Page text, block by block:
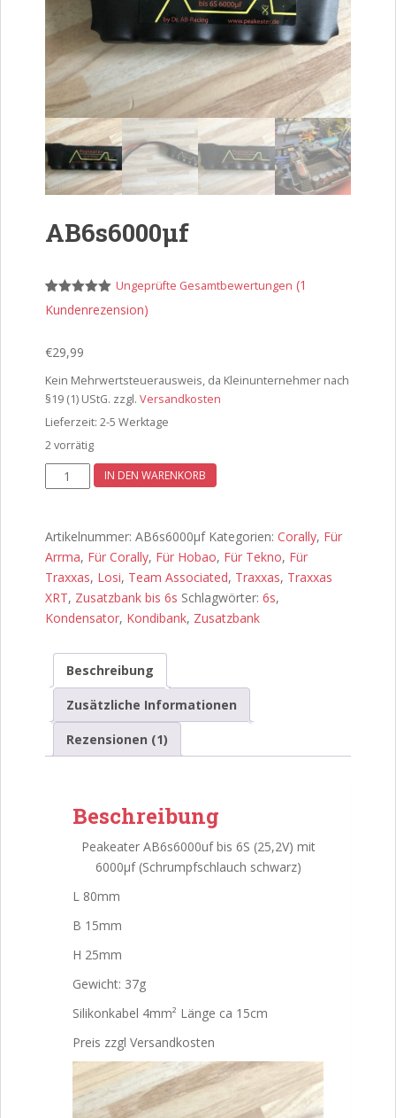
AB6s6000µf
Bewertet
mit5.00
auf
1
rtung
Ungeprüfte Gesamtbewertungen (1
Kundenrezension)
€29,99
Kein Mehrwertsteuerausweis, da Kleinunternehmer nach
§19 (1) UStG. zzgl. Versandkosten
Lieferzeit: 2-5 Werktage
2 vorrätig
AB6s6000µf
Menge
IN DEN WARENKORB
Artikelnummer: AB6s6000µf Kategorien: Corally, Für
Arrma, Für Corally, Für Hobao, Für Tekno, Für
Traxxas, Losi, Team Associated, Traxxas, Traxxas
XRT, Zusatzbank bis 6s Schlagwörter: 6s,
Kondensator, Kondibank, Zusatzbank
Beschreibung
Zusätzliche Informationen
Rezensionen (1)
Beschreibung
Peakeater AB6s6000uf bis 6S (25,2V) mit
6000µf (Schrumpfschlauch schwarz)
L 80mm
B 15mm
H 25mm
Gewicht: 37g
Silikonkabel 4mm² Länge ca 15cm
Preis zzgl Versandkosten